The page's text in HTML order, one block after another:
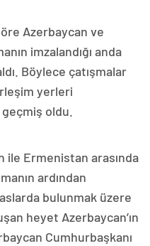
Azerbaycan ve
imzalandığı anda
Böylece çatışmalar
yerleri
oldu.
ile Ermenistan arasında
ardından
bulunmak üzere
heyet Azerbaycan’ın
Cumhurbaşkanı